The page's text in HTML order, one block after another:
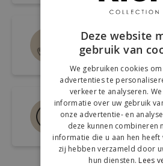
Route naar de
Open link naar
Bel ons 0180-
Spreek een
Deze website
gebruik van
We gebruiken cookies
advertenties te
verkeer te analyseren.
informatie over uw gebruik
onze advertentie- en
deze kunnen combineren
informatie die u aan hen
zij hebben verzameld door
hun diensten. Lees